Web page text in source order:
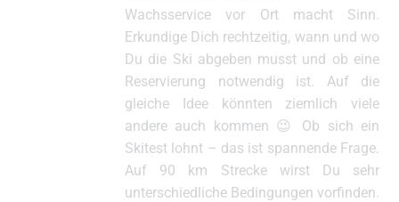
Wachsservice vor Ort macht Sinn.
Erkundige Dich rechtzeitig, wann und wo
Du die Ski abgeben musst und ob eine
Reservierung notwendig ist. Auf die
gleiche Idee könnten ziemlich viele
andere auch kommen 😉 Ob sich ein
Skitest lohnt – das ist spannende Frage.
Auf 90 km Strecke wirst Du sehr
unterschiedliche Bedingungen vorfinden.